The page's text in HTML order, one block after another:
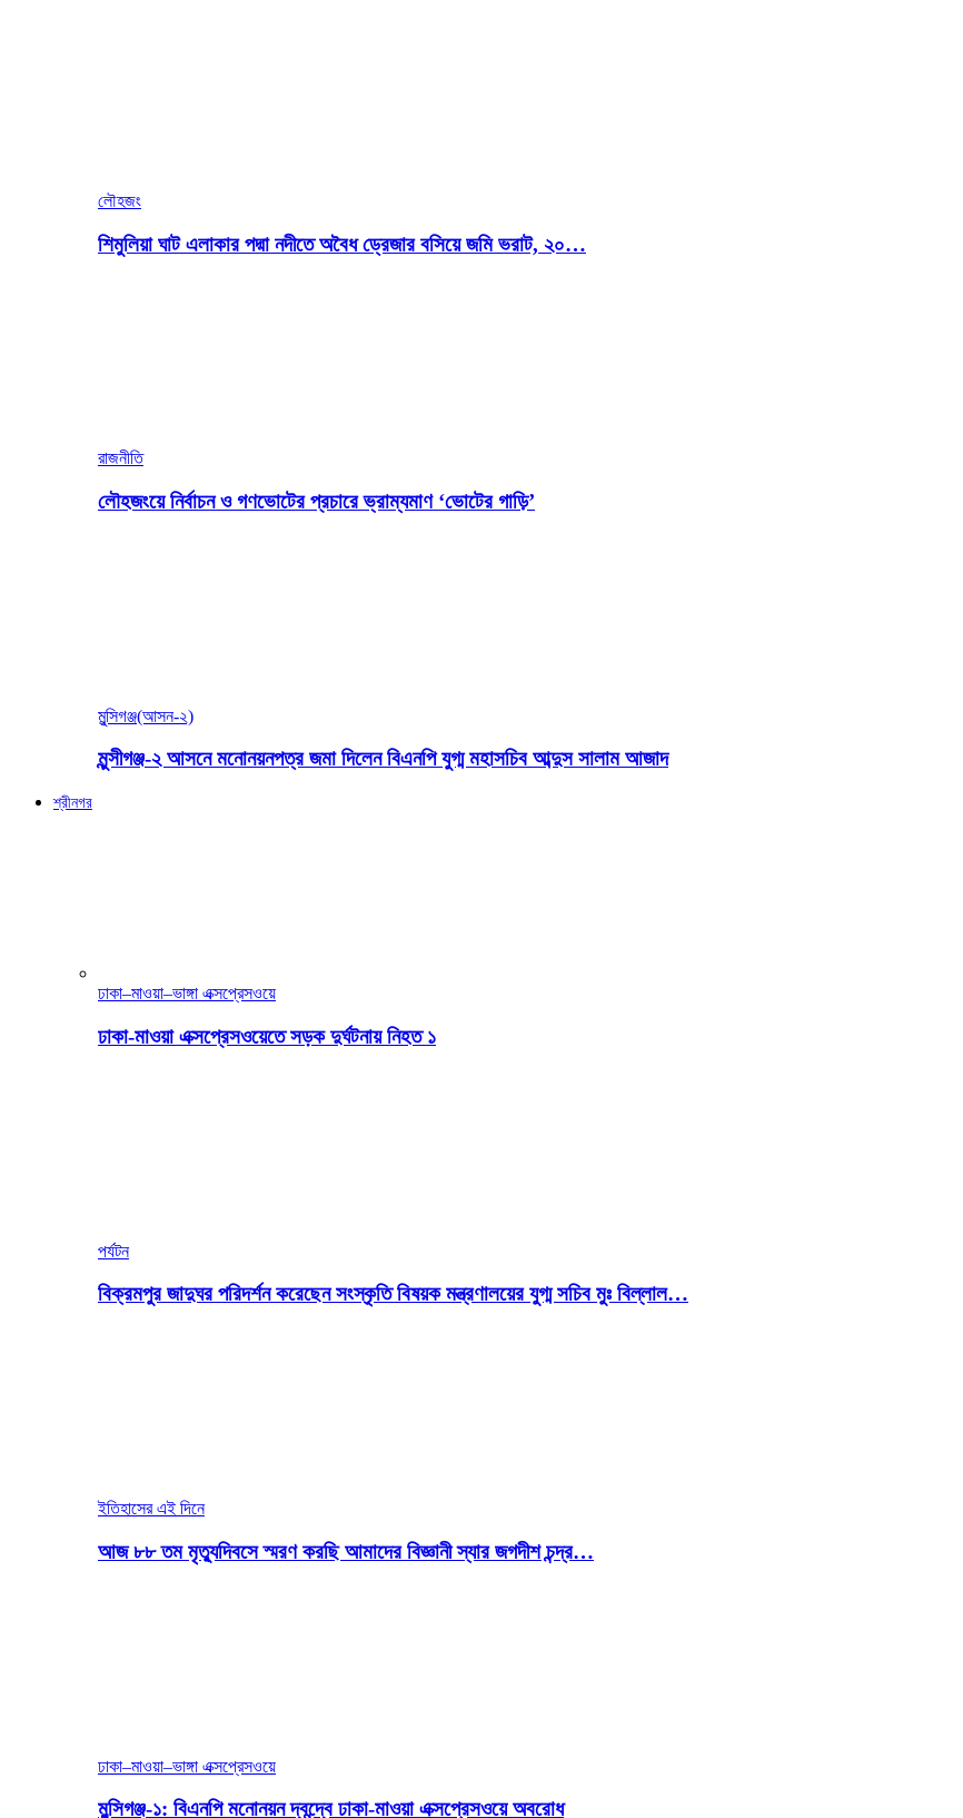
লৌহজং
শিমুলিয়া ঘাট এলাকার পদ্মা নদীতে অবৈধ ড্রেজার বসিয়ে জমি ভরাট, ২০…
রাজনীতি
লৌহজংয়ে নির্বাচন ও গণভোটের প্রচারে ভ্রাম্যমাণ ‘ভোটের গাড়ি’
মুন্সিগঞ্জ(আসন-২)
মুন্সীগঞ্জ-২ আসনে মনোনয়নপত্র জমা দিলেন বিএনপি যুগ্ম মহাসচিব আব্দুস সালাম আজাদ
শ্রীনগর
ঢাকা–মাওয়া–ভাঙ্গা এক্সপ্রেসওয়ে
ঢাকা-মাওয়া এক্সপ্রেসওয়েতে সড়ক দুর্ঘটনায় নিহত ১
পর্যটন
বিক্রমপুর জাদুঘর পরিদর্শন করেছেন সংস্কৃতি বিষয়ক মন্ত্রণালয়ের যুগ্ম সচিব মুঃ বিল্লাল…
ইতিহাসের এই দিনে
আজ ৮৮ তম মৃত্যুদিবসে স্মরণ করছি আমাদের বিজ্ঞানী স্যার জগদীশ চন্দ্র…
ঢাকা–মাওয়া–ভাঙ্গা এক্সপ্রেসওয়ে
মুন্সিগঞ্জ-১: বিএনপি মনোনয়ন দ্বন্দ্বে ঢাকা-মাওয়া এক্সপ্রেসওয়ে অবরোধ